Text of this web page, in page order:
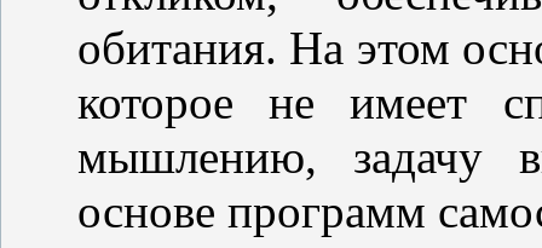
обитания. На этом
которое не имеет
мышлению, задачу
основе программ